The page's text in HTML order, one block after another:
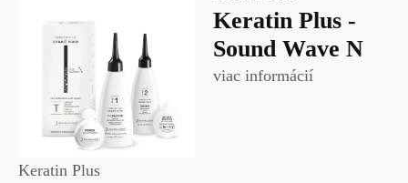
Keratin Plus
Keratin Plus -
Sound Wave N
viac informácií